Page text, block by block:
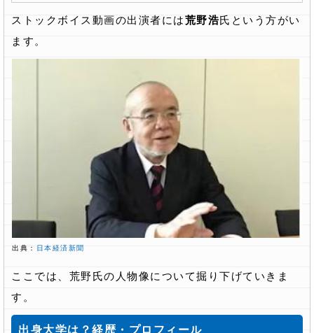
ストックボイス動画の出演者には荒野浩氏という方がい
ます。
出典： 日本経済新聞
ここでは、荒野氏の人物像について掘り下げていきま
す。
出身大学は？経歴・プロフィール